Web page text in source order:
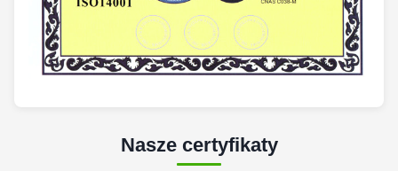
Nasze certyfikaty